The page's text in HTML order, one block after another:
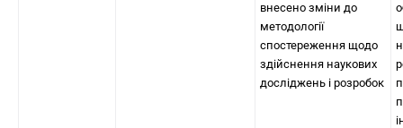
внесено зміни до
методології
спостереження щодо
здійснення наукових
досліджень і розробок